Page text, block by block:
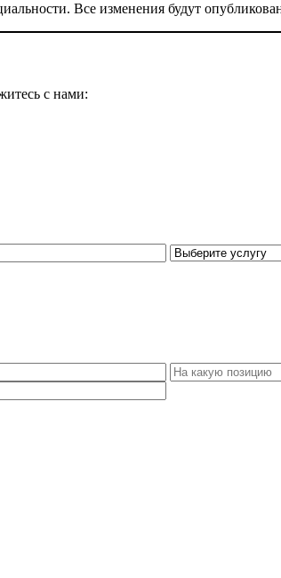
Все изменения будут
с нами: